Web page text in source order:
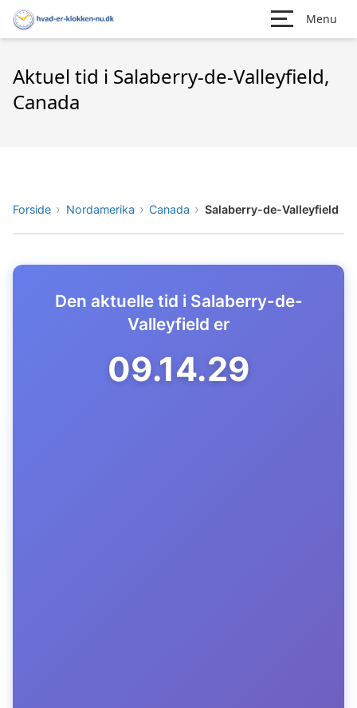
Menu
Aktuel tid i Salaberry-de-Valleyfield,
Canada
Forside Nordamerika Canada Salaberry-de-Valleyfield
Den aktuelle tid i Salaberry-de-
Valleyfield er
09.14.30